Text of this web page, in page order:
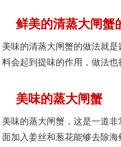
鲜美的清蒸大闸蟹
美味的清蒸大闸蟹的做法就
料会起到提味的作用，做法
美味的蒸大闸蟹
美味的蒸大闸蟹，这是一道
面加入姜丝和葱花能够去除